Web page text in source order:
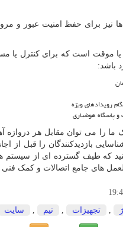
نیز برای حفظ امنیت عبور و
یا موقت است که برای کنترل یا
باشد:
رویدادهای ویژه
پاسگاه هوشیاری
ما را می توان مقابل هر
بازدیدکنندگان را قبل از
که طیف گسترده ای از سیستم
های جامع اتصالات و کمک فنی
تجهیزات تیم سایت